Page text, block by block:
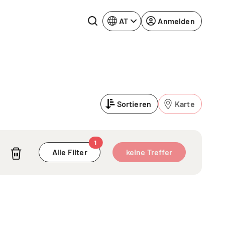
AT Anmelden
Sortieren Karte
Alle Filter
1
keine Treffer